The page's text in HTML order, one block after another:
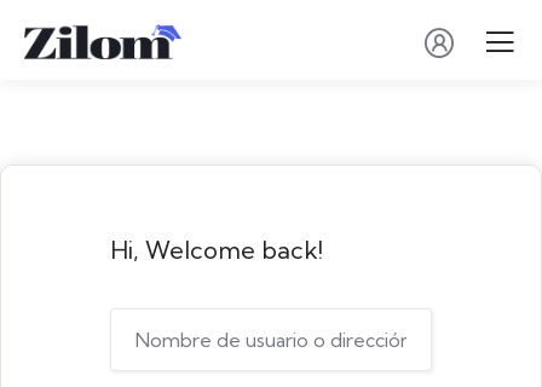
Hi, Welcome back!